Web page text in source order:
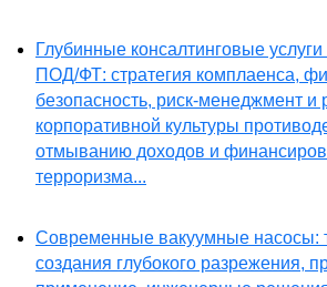
Глубинные консалтинговые
ПОД/ФТ: стратегия комплаенса,
безопасность, риск-менеджмент и
корпоративной культуры
отмыванию доходов и
терроризма...
Современные вакуумные насосы:
создания глубокого разрежения,